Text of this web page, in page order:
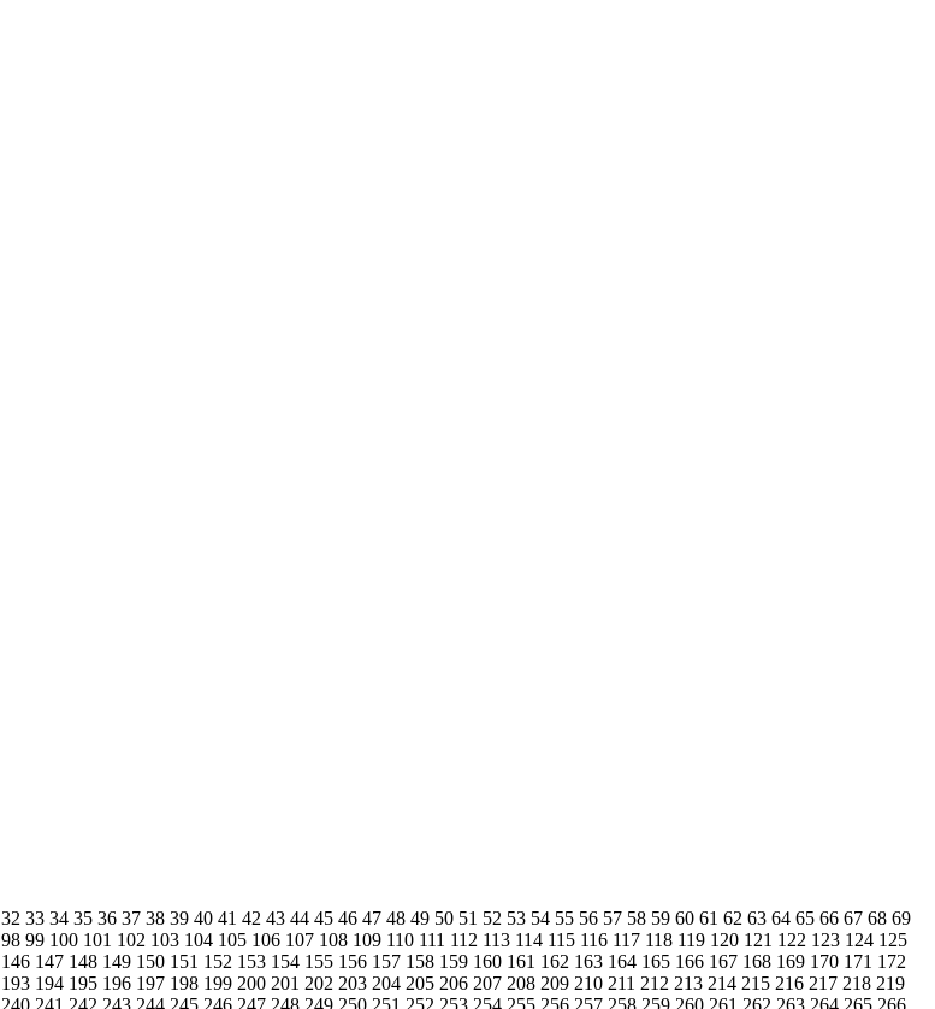
32 33 34 35 36 37 38 39 40 41 42 43 44 45 46 47 48 49 50 51 52 53 54 55 56 57 58 59 60 61 62 63 64 65 66 67 68 69
98 99 100 101 102 103 104 105 106 107 108 109 110 111 112 113 114 115 116 117 118 119 120 121 122 123 124 125
146 147 148 149 150 151 152 153 154 155 156 157 158 159 160 161 162 163 164 165 166 167 168 169 170 171 172
193 194 195 196 197 198 199 200 201 202 203 204 205 206 207 208 209 210 211 212 213 214 215 216 217 218 219
240 241 242 243 244 245 246 247 248 249 250 251 252 253 254 255 256 257 258 259 260 261 262 263 264 265 266